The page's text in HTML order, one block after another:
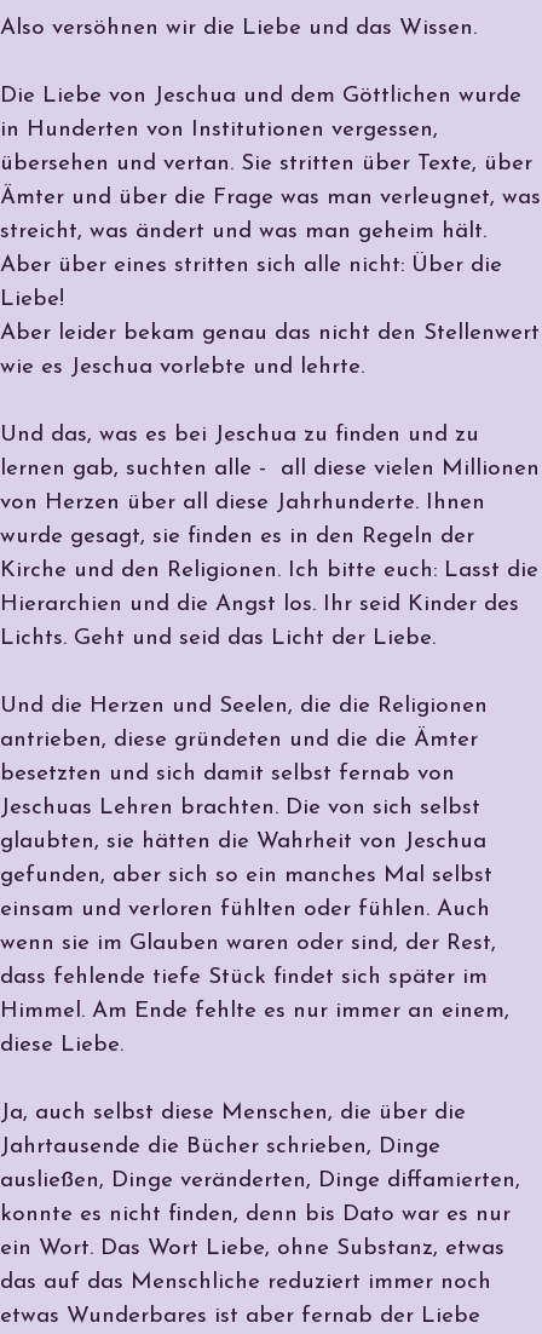
Also versöhnen wir die Liebe und das Wissen.
Die Liebe von Jeschua und dem Göttlichen wurde
in Hunderten von Institutionen vergessen,
übersehen und vertan. Sie stritten über Texte, über
Ämter und über die Frage was man verleugnet, was
streicht, was ändert und was man geheim hält.
Aber über eines stritten sich alle nicht: Über die
Liebe!
Aber leider bekam genau das nicht den Stellenwert
wie es Jeschua vorlebte und lehrte.
Und das, was es bei Jeschua zu finden und zu
lernen gab, suchten alle - all diese vielen Millionen
von Herzen über all diese Jahrhunderte. Ihnen
wurde gesagt, sie finden es in den Regeln der
Kirche und den Religionen. Ich bitte euch: Lasst die
Hierarchien und die Angst los. Ihr seid Kinder des
Lichts. Geht und seid das Licht der Liebe.
Und die Herzen und Seelen, die die Religionen
antrieben, diese gründeten und die die Ämter
besetzten und sich damit selbst fernab von
Jeschuas Lehren brachten. Die von sich selbst
glaubten, sie hätten die Wahrheit von Jeschua
gefunden, aber sich so ein manches Mal selbst
einsam und verloren fühlten oder fühlen. Auch
wenn sie im Glauben waren oder sind, der Rest,
dass fehlende tiefe Stück findet sich später im
Himmel. Am Ende fehlte es nur immer an einem,
diese Liebe.
Ja, auch selbst diese Menschen, die über die
Jahrtausende die Bücher schrieben, Dinge
ausließen, Dinge veränderten, Dinge diffamierten,
konnte es nicht finden, denn bis Dato war es nur
ein Wort. Das Wort Liebe, ohne Substanz, etwas
das auf das Menschliche reduziert immer noch
etwas Wunderbares ist aber fernab der Liebe